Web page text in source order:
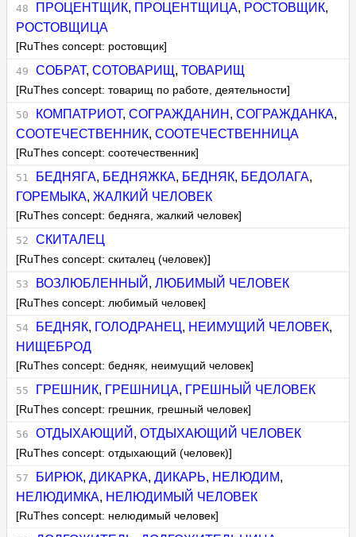
ПРОЦЕНТЩИК, ПРОЦЕНТЩИЦА, РОСТОВЩИК,
РОСТОВЩИЦА
[RuThes concept: ростовщик]
СОБРАТ, СОТОВАРИЩ , ТОВАРИЩ
[RuThes concept: товарищ по работе, деятельности]
КОМПАТРИОТ, СОГРАЖДАНИН , СОГРАЖДАНКА,
СООТЕЧЕСТВЕННИК,СООТЕЧЕСТВЕННИЦА
[RuThes concept: соотечественник]
БЕДНЯГА, БЕДНЯЖКА, БЕДНЯК, БЕДОЛАГА,
ГОРЕМЫКА,ЖАЛКИЙ ЧЕЛОВЕК
[RuThes concept: бедняга, жалкий человек]
СКИТАЛЕЦ
[RuThes concept: скиталец (человек)]
ВОЗЛЮБЛЕННЫЙ , ЛЮБИМЫЙ ЧЕЛОВЕК
[RuThes concept: любимый человек]
БЕДНЯК, ГОЛОДРАНЕЦ , НЕИМУЩИЙ ЧЕЛОВЕК,
НИЩЕБРОД
[RuThes concept: бедняк, неимущий человек]
ГРЕШНИК, ГРЕШНИЦА, ГРЕШНЫЙ ЧЕЛОВЕК
[RuThes concept: грешник, грешный человек]
ОТДЫХАЮЩИЙ , ОТДЫХАЮЩИЙ ЧЕЛОВЕК
[RuThes concept: отдыхающий (человек)]
БИРЮК, ДИКАРКА, ДИКАРЬ, НЕЛЮДИМ,
НЕЛЮДИМКА, НЕЛЮДИМЫЙ ЧЕЛОВЕК
[RuThes concept: нелюдимый человек]